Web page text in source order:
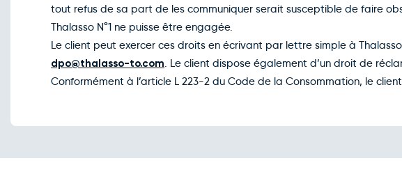
tout refus de sa part de les communiquer serait susceptible de faire
Thalasso N°1 ne puisse être engagée.
Le client peut exercer ces droits en écrivant par lettre simple à
dpo@thalasso-to.com. Le client dispose également d’un droit de
Conformément à l’article L 223-2 du Code de la Consommation, le